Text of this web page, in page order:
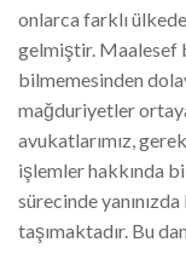
onlarca farklı
gelmiştir. Maalesef
bilmemesinden
mağduriyetler
avukatlarımız,
işlemler hakkında
sürecinde
taşımaktadır. Bu